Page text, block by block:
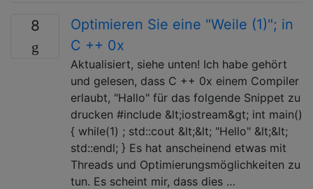
8
Optimieren Sie eine "Weile (1)"; in
C ++ 0x
Aktualisiert, siehe unten! Ich habe gehört
und gelesen, dass C ++ 0x einem Compiler
erlaubt, "Hallo" für das folgende Snippet zu
drucken #include &lt;iostream&gt; int main()
{ while(1) ; std::cout &lt;&lt; "Hello" &lt;&lt;
std::endl; } Es hat anscheinend etwas mit
Threads und Optimierungsmöglichkeiten zu
tun. Es scheint mir, dass dies …